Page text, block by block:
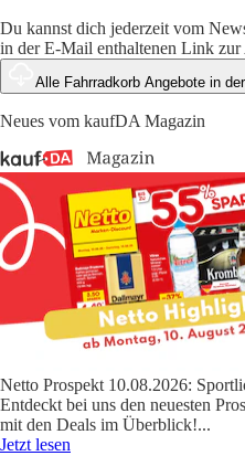
Du kannst dich jederzeit vom
in der E-Mail enthaltenen Link
Alle Fahrradkorb Angebote in
Neues vom kaufDA Magazin
Netto Prospekt 10.08.2026:
Entdeckt bei uns den neuesten
mit den Deals im Überblick!...
Jetzt lesen